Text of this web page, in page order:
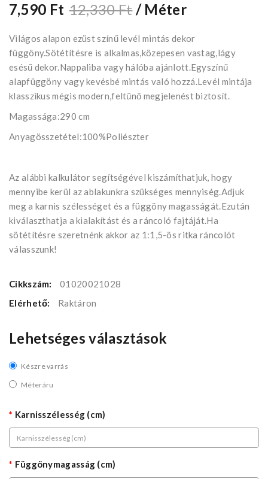
7,590 Ft 12,330 Ft/ Méter
Világos alapon ezüst színű levél mintás dekor
függöny.Sötétítésre is alkalmas,közepesen vastag,lágy
esésű dekor.Nappaliba vagy hálóba ajánlott.Egyszínű
alapfüggöny vagy kevésbé mintás való hozzá.Levél mintája
klasszikus mégis modern,feltűnő megjelenést biztosít.
Magassága:290 cm
Anyagösszetétel:100%Poliészter
Az alábbi kalkulátor segítségével kiszámíthatjuk, hogy
mennyibe kerül az ablakunkra szükséges mennyiség.Adjuk
meg a karnis szélességet és a függöny magasságát.Ezután
kiválaszthatja a kialakítást és a ráncoló fajtáját.Ha
sötétítésre szeretnénk akkor az 1:1,5-ös ritka ráncolót
válasszunk!
Cikkszám:
01020021028
Elérhető:
Raktáron
Lehetséges választások
Készre varrás
Méteráru
Karnisszélesség (cm)
Függönymagasság (cm)